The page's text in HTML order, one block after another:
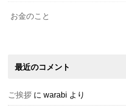
お金のこと
最近のコメント
ご挨拶 にwarabi より